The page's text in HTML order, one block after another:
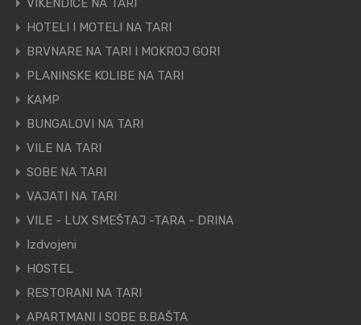
VIKENDICE NA TARI
HOTELI I MOTELI NA TARI
BRVNARE NA TARI I MOKROJ GORI
PLANINSKE KOLIBE NA TARI
KAMP
BUNGALOVI NA TARI
VILE NA TARI
SOBE NA TARI
VAJATI NA TARI
VILE - LUX SMEŠTAJ -TARA - DRINA
Izdvojeni
HOSTEL
RESTORANI NA TARI
APARTMANI I SOBE B.BAŠTA